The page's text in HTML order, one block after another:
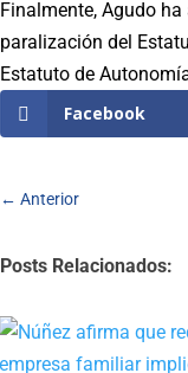
Finalmente, Agudo
paralización del
Estatuto de
Facebook
←Anterior
Posts Relacionados: